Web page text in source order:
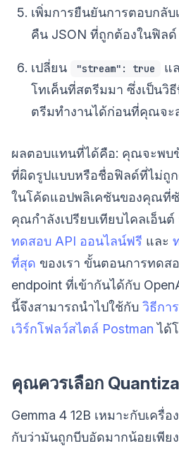
เพิ่มการยืนยันการตอบกลับ
คืน JSON ที่ถูกต้องในฟิลด์
เปลี่ยน "stream": true
แ
โทเค็นที่สตรีมมา ซึ่งเป็นวิ
ตรีมทำงานได้ก่อนที่คุณจะ
ผลตอบแทนที่ได้คือ: คุณจะพบ
ที่ผิดรูปแบบหรือชื่อฟิลด์ที่ไม่ถู
ในโค้ดแอปพลิเคชันของคุณที่
คุณกำลังเปรียบเทียบไคลเอ็น
ทดสอบ API ออนไลน์ฟรี และ
ที่สุด ของเรา ขั้นตอนการทดส
endpoint ที่เข้ากันได้กับ
นี้จึงสามารถนำไปใช้กับ วิธีกา
เวิร์กโฟลว์สไตล์ Postman ได้
คุณควรเลือก
Gemma 4 12B เหมาะกับเครื่
กับว่ามันถูกบีบอัดมากน้อยเพีย